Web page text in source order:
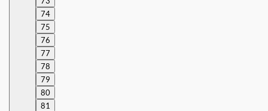
74
75
76
77
78
79
80
81